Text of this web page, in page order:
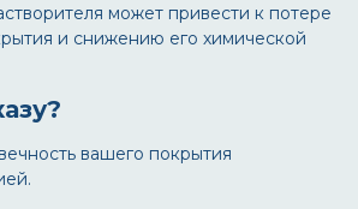
может привести к потере
и снижению его химической
вашего покрытия